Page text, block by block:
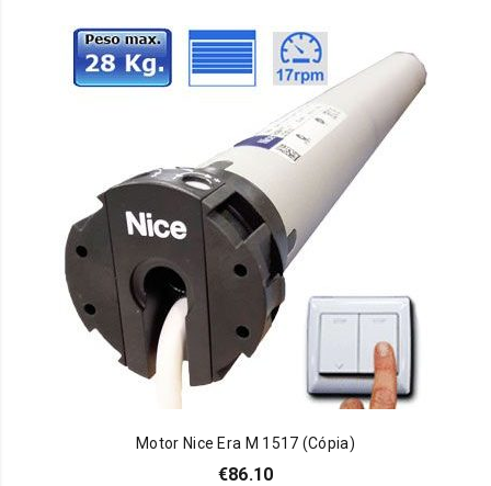
Motor Nice Era M 1517 (Cópia)
€86.10